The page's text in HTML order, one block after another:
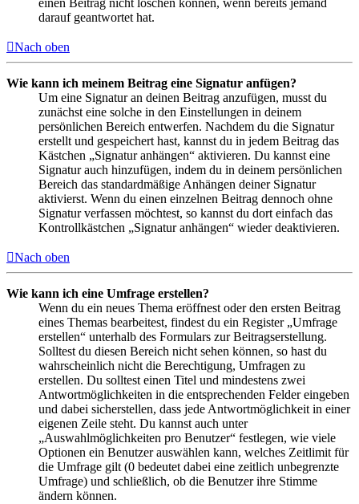
einen Beitrag nicht löschen können, wenn bereits jemand
darauf geantwortet hat.
Nach oben
Wie kann ich meinem Beitrag eine Signatur anfügen?
Um eine Signatur an deinen Beitrag anzufügen, musst du
zunächst eine solche in den Einstellungen in deinem
persönlichen Bereich entwerfen. Nachdem du die Signatur
erstellt und gespeichert hast, kannst du in jedem Beitrag das
Kästchen „Signatur anhängen“ aktivieren. Du kannst eine
Signatur auch hinzufügen, indem du in deinem persönlichen
Bereich das standardmäßige Anhängen deiner Signatur
aktivierst. Wenn du einen einzelnen Beitrag dennoch ohne
Signatur verfassen möchtest, so kannst du dort einfach das
Kontrollkästchen „Signatur anhängen“ wieder deaktivieren.
Nach oben
Wie kann ich eine Umfrage erstellen?
Wenn du ein neues Thema eröffnest oder den ersten Beitrag
eines Themas bearbeitest, findest du ein Register „Umfrage
erstellen“ unterhalb des Formulars zur Beitragserstellung.
Solltest du diesen Bereich nicht sehen können, so hast du
wahrscheinlich nicht die Berechtigung, Umfragen zu
erstellen. Du solltest einen Titel und mindestens zwei
Antwortmöglichkeiten in die entsprechenden Felder eingeben
und dabei sicherstellen, dass jede Antwortmöglichkeit in einer
eigenen Zeile steht. Du kannst auch unter
„Auswahlmöglichkeiten pro Benutzer“ festlegen, wie viele
Optionen ein Benutzer auswählen kann, welches Zeitlimit für
die Umfrage gilt (0 bedeutet dabei eine zeitlich unbegrenzte
Umfrage) und schließlich, ob die Benutzer ihre Stimme
ändern können.